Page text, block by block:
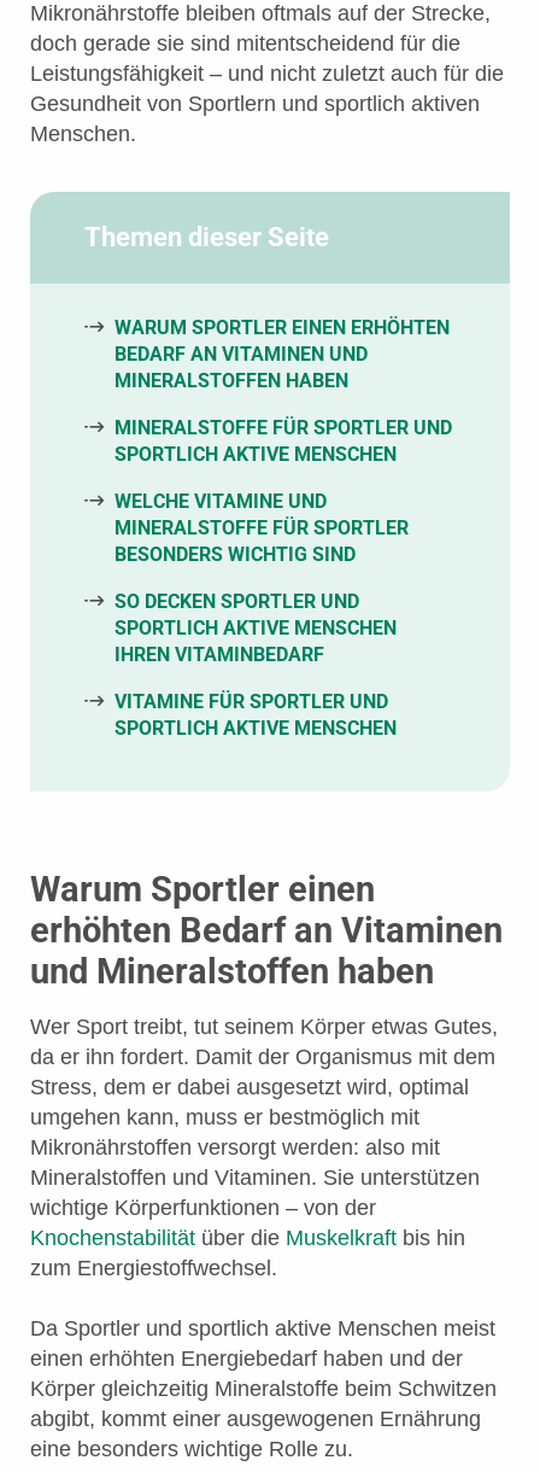
Mikronährstoffe bleiben oftmals auf der Strecke,
doch gerade sie sind mitentscheidend für die
Leistungsfähigkeit – und nicht zuletzt auch für die
Gesundheit von Sportlern und sportlich aktiven
Menschen.
Themen dieser Seite
WARUM SPORTLER EINEN ERHÖHTEN
BEDARF AN VITAMINEN UND
MINERALSTOFFEN HABEN
MINERALSTOFFE FÜR SPORTLER UND
SPORTLICH AKTIVE MENSCHEN
WELCHE VITAMINE UND
MINERALSTOFFE FÜR SPORTLER
BESONDERS WICHTIG SIND
SO DECKEN SPORTLER UND
SPORTLICH AKTIVE MENSCHEN
IHREN VITAMINBEDARF
VITAMINE FÜR SPORTLER UND
SPORTLICH AKTIVE MENSCHEN
Warum Sportler einen
erhöhten Bedarf an Vitaminen
und Mineralstoffen haben
Wer Sport treibt, tut seinem Körper etwas Gutes,
da er ihn fordert. Damit der Organismus mit dem
Stress, dem er dabei ausgesetzt wird, optimal
umgehen kann, muss er bestmöglich mit
Mikronährstoffen versorgt werden: also mit
Mineralstoffen und Vitaminen. Sie unterstützen
wichtige Körperfunktionen – von der
Knochenstabilität über die Muskelkraft bis hin
zum Energiestoffwechsel.
Da Sportler und sportlich aktive Menschen meist
einen erhöhten Energiebedarf haben und der
Körper gleichzeitig Mineralstoffe beim Schwitzen
abgibt, kommt einer ausgewogenen Ernährung
eine besonders wichtige Rolle zu.